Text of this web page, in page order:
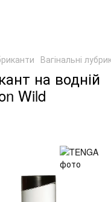
Вагінальні
на водній
Wild